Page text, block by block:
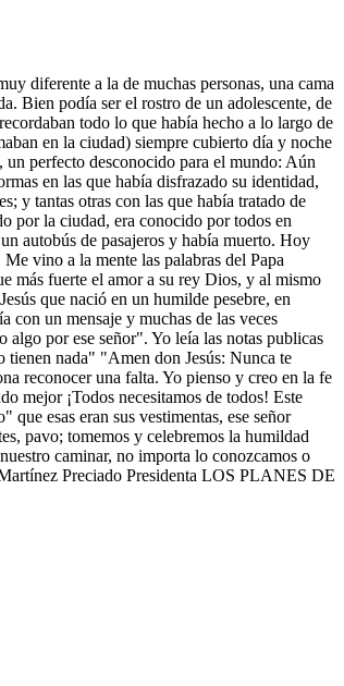
diferente a la de muchas personas, una cama
Bien podía ser el rostro de un adolescente, de
todo lo que había hecho a lo largo de
en la ciudad) siempre cubierto día y noche
perfecto desconocido para el mundo: Aún
en las que había disfrazado su identidad,
y tantas otras con las que había tratado de
por la ciudad, era conocido por todos en
autobús de pasajeros y había muerto. Hoy
vino a la mente las palabras del Papa
más fuerte el amor a su rey Dios, y al mismo
que nació en un humilde pesebre, en
con un mensaje y muchas de las veces
algo por ese señor". Yo leía las notas publicas
tienen nada" "Amen don Jesús: Nunca te
reconocer una falta. Yo pienso y creo en la fe
mejor ¡Todos necesitamos de todos! Este
esas eran sus vestimentas, ese señor
pavo; tomemos y celebremos la humildad
caminar, no importa lo conozcamos o
Preciado Presidenta LOS PLANES DE